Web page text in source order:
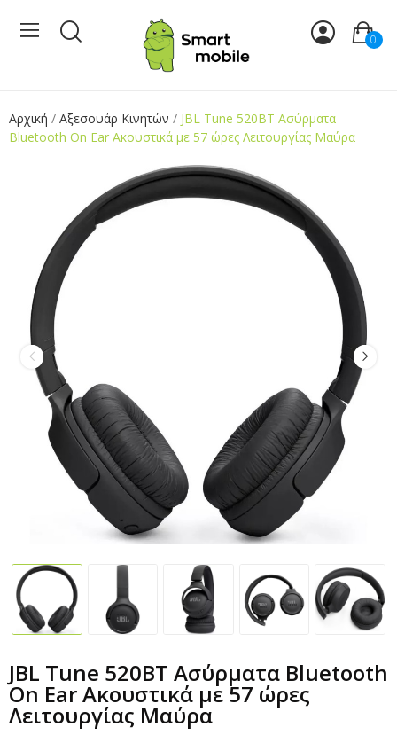
0
Αρχική Αξεσουάρ Κινητών
JBL Tune 520BT Ασύρματα
Bluetooth On Ear Ακουστικά με 57 ώρες Λειτουργίας Μαύρα
JBL Tune 520BT Ασύρματα Bluetooth
On Ear Ακουστικά με 57 ώρες
Λειτουργίας Μαύρα